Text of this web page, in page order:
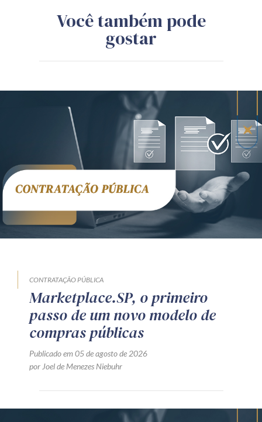
Você também pode
gostar
CONTRATAÇÃO PÚBLICA
Marketplace.SP, o primeiro
passo de um novo modelo de
compras públicas
Publicado em 05 de agosto de 2026
por Joel de Menezes Niebuhr